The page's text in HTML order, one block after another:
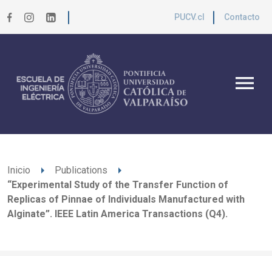
PUCV.cl Contacto
menu
Inicio arrow_right Publications arrow_right
“Experimental Study of the Transfer Function of
Replicas of Pinnae of Individuals Manufactured with
Alginate”. IEEE Latin America Transactions (Q4).